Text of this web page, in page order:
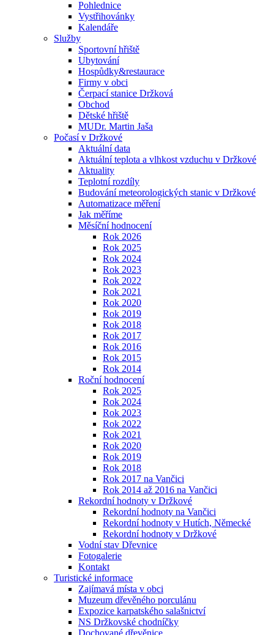
Pohlednice
Vystřihovánky
Kalendáře
Služby
Sportovní hřiště
Ubytování
Hospůdky&restaurace
Firmy v obci
Čerpací stanice Držková
Obchod
Dětské hřiště
MUDr. Martin Jaša
Počasí v Držkové
Aktuální data
Aktuální teplota a vlhkost vzduchu v Držkové
Aktuality
Teplotní rozdíly
Budování meteorologických stanic v Držkové
Automatizace měření
Jak měříme
Měsíční hodnocení
Rok 2026
Rok 2025
Rok 2024
Rok 2023
Rok 2022
Rok 2021
Rok 2020
Rok 2019
Rok 2018
Rok 2017
Rok 2016
Rok 2015
Rok 2014
Roční hodnocení
Rok 2025
Rok 2024
Rok 2023
Rok 2022
Rok 2021
Rok 2020
Rok 2019
Rok 2018
Rok 2017 na Vančici
Rok 2014 až 2016 na Vančici
Rekordní hodnoty v Držkové
Rekordní hodnoty na Vančici
Rekordní hodnoty v Hutích, Německé
Rekordní hodnoty v Držkové
Vodní stav Dřevnice
Fotogalerie
Kontakt
Turistické informace
Zajímavá místa v obci
Muzeum dřevěného porculánu
Expozice karpatského salašnictví
NS Držkovské chodníčky
Dochované dřevěnice